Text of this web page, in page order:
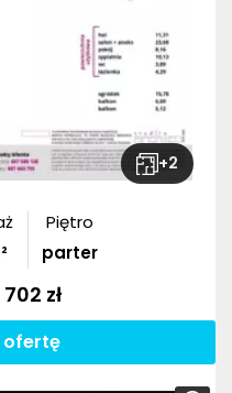
+2
Piętro
parter
zł
ofertę